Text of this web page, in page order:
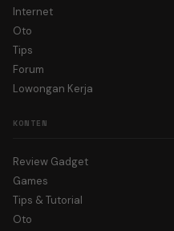
Internet
Oto
Tips
Forum
Lowongan Kerja
KONTEN
Review Gadget
Games
Tips & Tutorial
Oto